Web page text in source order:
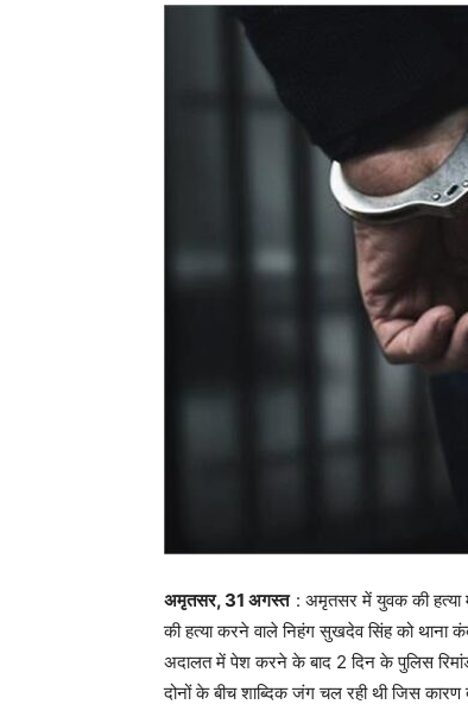
अमृतसर, 31 अगस्त : अमृतसर में युवक की हत्या
की हत्या करने वाले निहंग सुखदेव सिंह को थाना
अदालत में पेश करने के बाद 2 दिन के पुलिस
दोनों के बीच शाब्दिक जंग चल रही थी जिस